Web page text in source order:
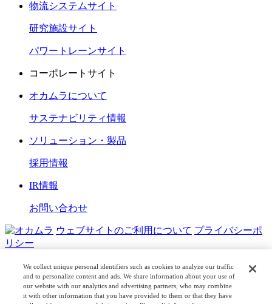
物流システムサイト
研究施設サイト
パワートレーンサイト
コーポレートサイト
オカムラについて
サステナビリティ情報
ソリューション・製品
採用情報
IR情報
お問い合わせ
ウェブサイトのご利用について プライバシーポ
リシー
COPYRIGHT © OKAMURA CORPORATION. ALL RIGHTS
RESERVED.
日本公式 企業広報
We collect unique personal identifiers such as cookies to analyze our traffic
and to personalize content and ads. We share information about your use of
our website with our analytics and advertising partners, who may combine
it with other information that you have provided to them or that they have